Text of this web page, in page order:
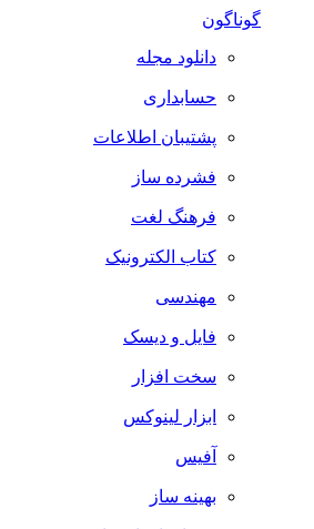
گوناگون
دانلود مجله
حسابداری
پشتیبان اطلاعات
فشرده ساز
فرهنگ لغت
کتاب الکترونیک
مهندسی
فایل و دیسک
سخت افزار
ابزار لینوکس
آفیس
بهینه ساز